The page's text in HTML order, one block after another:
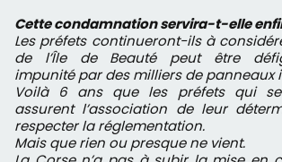
Cette condamnation servira-t-elle
Les préfets continueront-ils à
de l’Île de Beauté peut être
impunité par des milliers de panneaux
Voilà 6 ans que les préfets qui
assurent l’association de leur
respecter la réglementation.
Mais que rien ou presque ne vient.